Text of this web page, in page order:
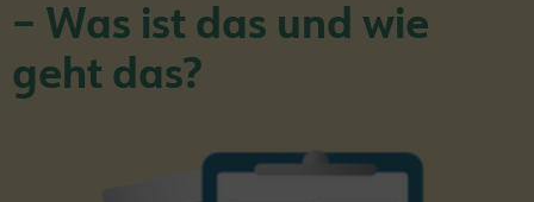
– Was ist das und wie
geht das?